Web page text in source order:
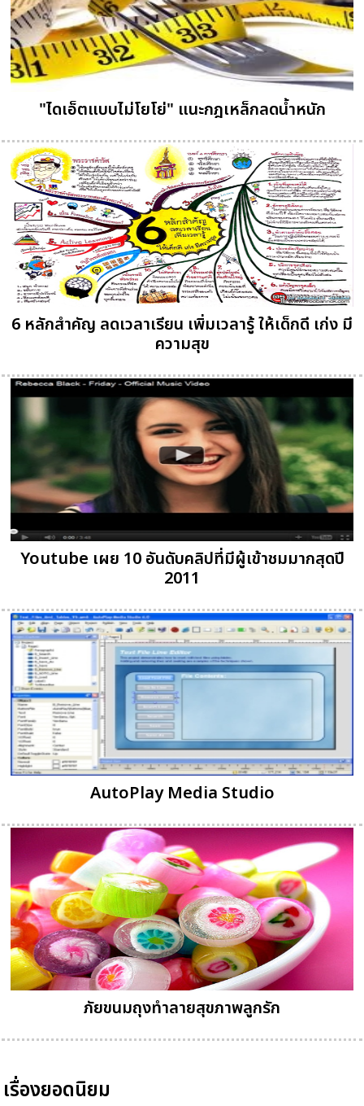
"ไดเอ็ตแบบไม่โยโย่" แนะกฎเหล็กลดน้ำหนัก
6 หลักสำคัญ ลดเวลาเรียน เพิ่มเวลารู้ ให้เด็กดี เก่ง มี
ความสุข
Youtube เผย 10 อันดับคลิปที่มีผู้เข้าชมมากสุดปี
2011
AutoPlay Media Studio
ภัยขนมถุงทำลายสุขภาพลูกรัก
เรื่องยอดนิยม